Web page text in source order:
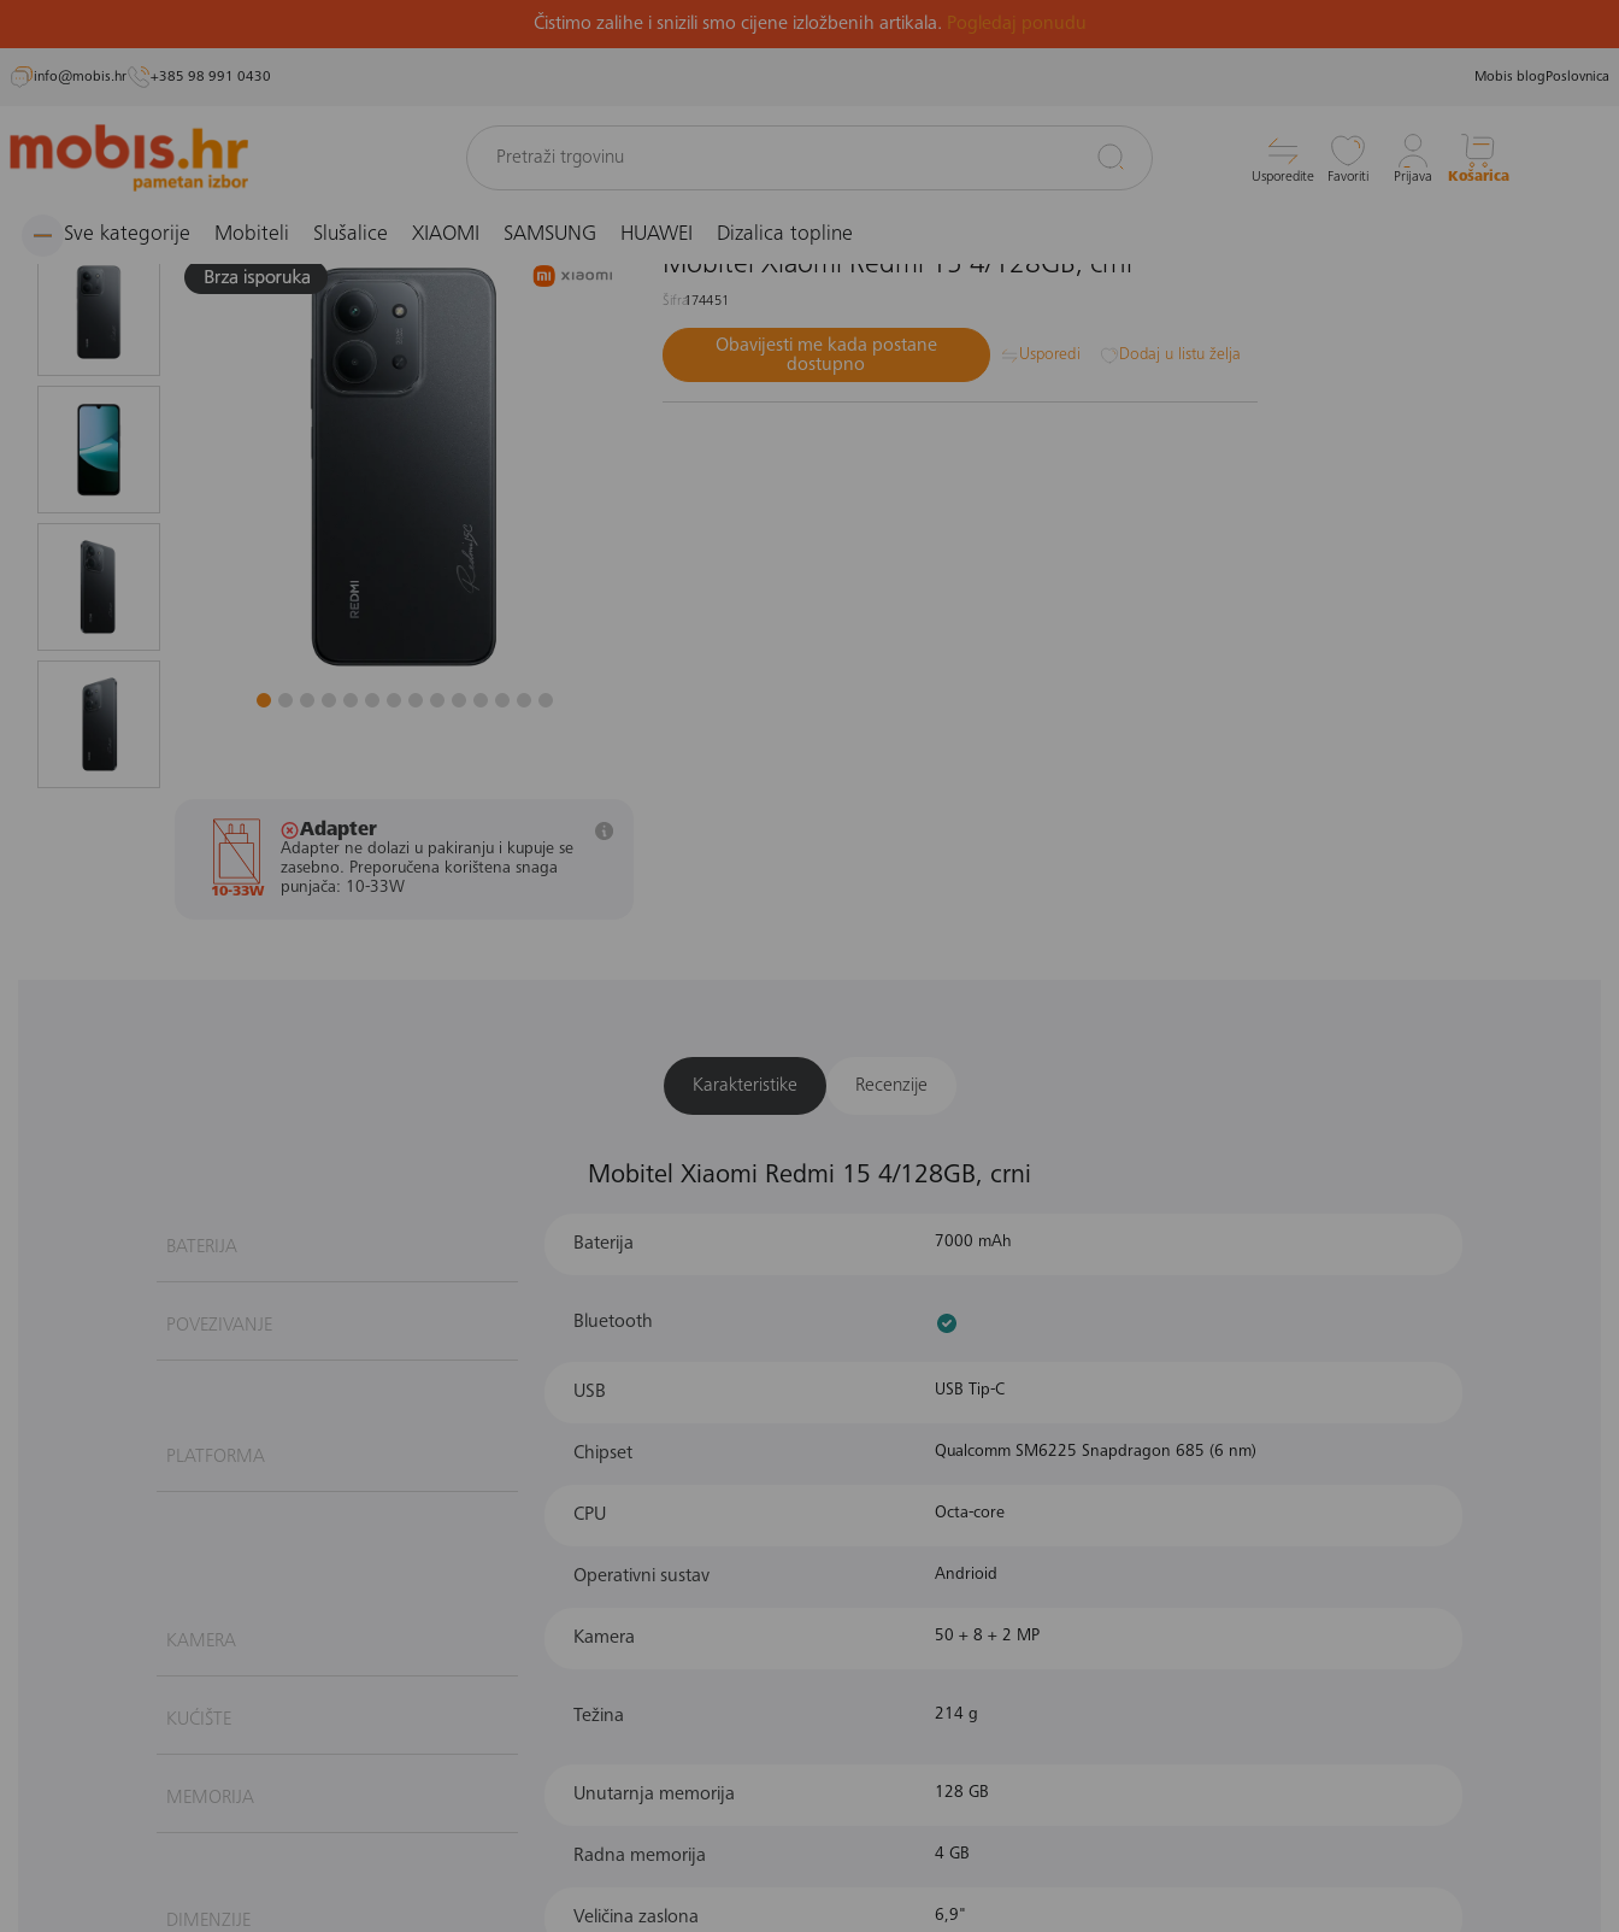
Preskoči
Čistimo zalihe i snizili smo cijene izložbenih artikala. Pogledaj ponudu
info@mobis.hr +385 98 991 0430 Mobis blog Poslovnica
Usporedite Favoriti Prijava Košarica
Sve kategorije Mobiteli Slušalice XIAOMI SAMSUNG HUAWEI Dizalica topline
Mobiteli i fiksni telefoni
10-33W
Adapter
Adapter ne dolazi u pakiranju i kupuje se
zasebno. Preporučena korištena snaga
punjača: 10-33W
Mobitel Xiaomi Redmi 15 4/128GB, crni
Šifra174451
Obavijesti me kada postane
dostupno
Usporedi Dodaj u listu želja
Karakteristike Recenzije
Mobitel Xiaomi Redmi 15 4/128GB, crni
BATERIJA Baterija 7000 mAh
POVEZIVANJE Bluetooth
USB USB Tip-C
PLATFORMA Chipset Qualcomm SM6225 Snapdragon 685 (6 nm)
CPU Octa-core
Operativni sustav Andrioid
KAMERA Kamera 50 + 8 + 2 MP
KUĆIŠTE Težina 214 g
MEMORIJA Unutarnja memorija 128 GB
Radna memorija 4 GB
DIMENZIJE Veličina zaslona 6,9"